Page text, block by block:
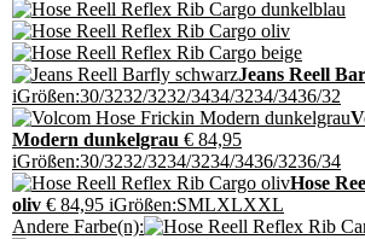
Jeans Reell
iGrößen:30/3232/3232/3434/3234/3436/32
Modern dunkelgrau € 84,95
iGrößen:30/3232/3234/3234/3436/3236/34
Hose
oliv € 84,95 iGrößen:SMLXLXXL
Andere Farbe(n):